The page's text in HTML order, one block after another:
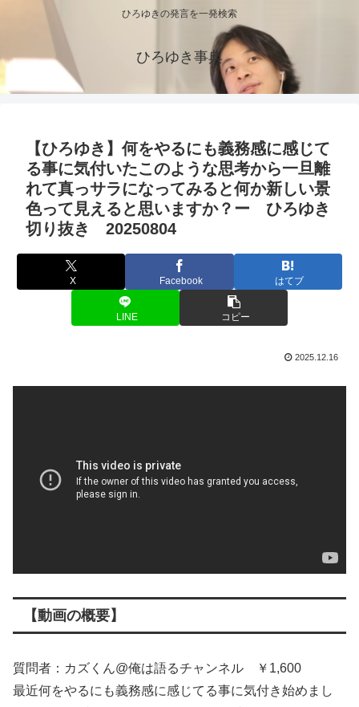
ひろゆきの発言を一発検索
ひろゆき事典
【ひろゆき】何をやるにも義務感に感じて
る事に気付いたこのような思考から一旦離
れて真っサラになってみると何か新しい景
色って見えると思いますか？ー ひろゆき
切り抜き 20250804
X Facebook はてブ
LINE コピー
2025.12.16
【動画の概要】
質問者：カズくん@俺は語るチャンネル ￥1,600
最近何をやるにも義務感に感じてる事に気付き始めまし